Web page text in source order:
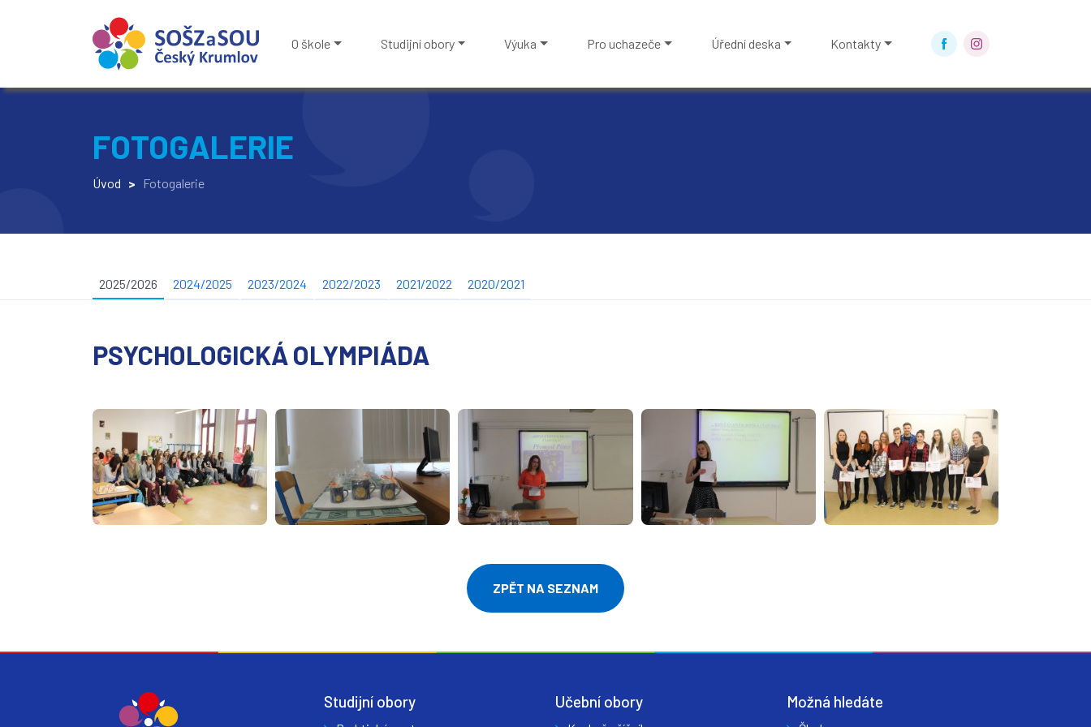
O škole Studijní obory Výuka Pro uchazeče Úřední deska Kontakty
FOTOGALERIE
Úvod > Fotogalerie
2025/2026 2024/2025 2023/2024 2022/2023 2021/2022 2020/2021
PSYCHOLOGICKÁ OLYMPIÁDA
ZPĚT NA SEZNAM
Studijní obory Učební obory Možná hledáte